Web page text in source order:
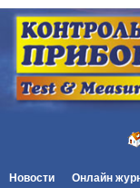
Новости Онлайн